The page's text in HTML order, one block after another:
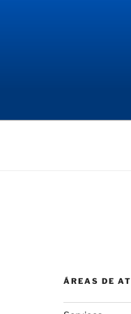
ÁREAS DE